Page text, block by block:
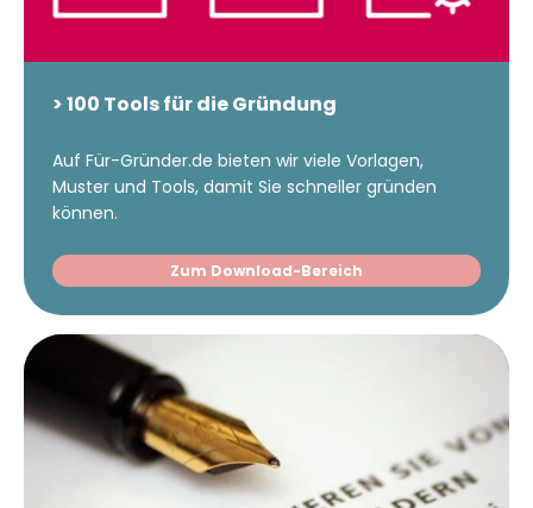
> 100 Tools für die Gründung
Auf Für-Gründer.de bieten wir viele Vorlagen,
Muster und Tools, damit Sie schneller gründen
können.
Zum Download-Bereich